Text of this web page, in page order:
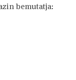
bemutatja: